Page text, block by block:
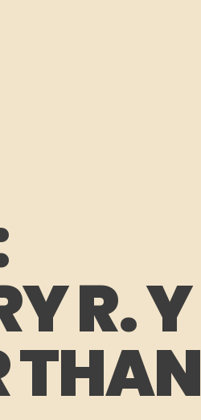
R. Y
THAN